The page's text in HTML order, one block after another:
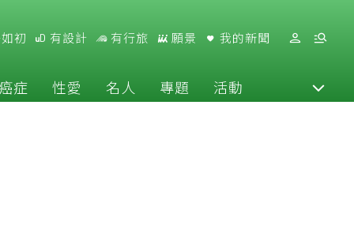
初 有設計 有行旅 願景 我的新聞
症 性愛 名人 專題 活動